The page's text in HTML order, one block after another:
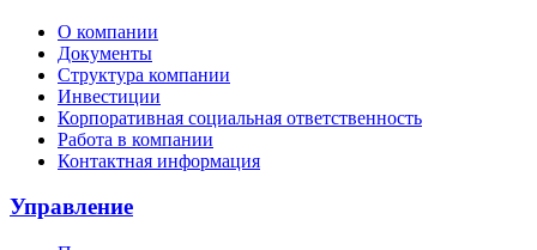
О компании
Документы
Структура компании
Инвестиции
Корпоративная социальная ответственность
Работа в компании
Контактная информация
Управление